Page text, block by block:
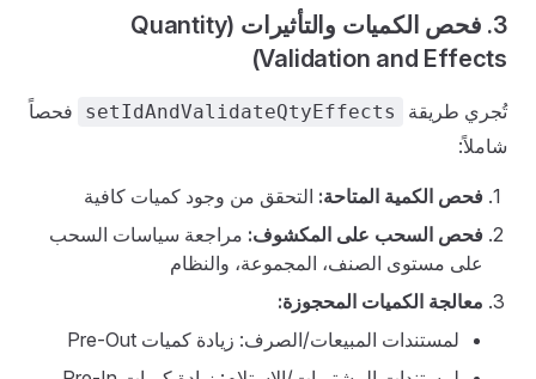
3. فحص الكميات والتأثيرات (Quantity
Validation and Effects)
تُجري طريقة setIdAndValidateQtyEffects
فحصاً
شاملاً:
فحص الكمية المتاحة: التحقق من وجود كميات كافية
فحص السحب على المكشوف: مراجعة سياسات السحب
على مستوى الصنف، المجموعة، والنظام
معالجة الكميات المحجوزة:
لمستندات المبيعات/الصرف: زيادة كميات Pre-Out